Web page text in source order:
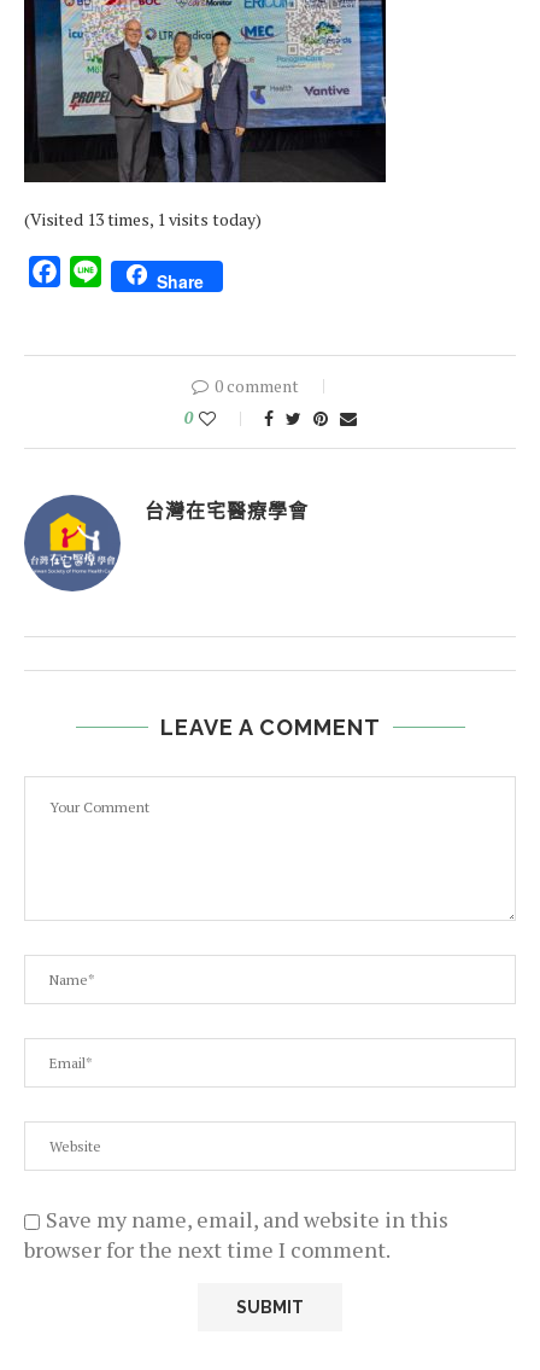
(Visited 13 times, 1 visits today)
Facebook
Line Share
0 comment
0
台灣在宅醫療學會
LEAVE A COMMENT
Save my name, email, and website in this
browser for the next time I comment.